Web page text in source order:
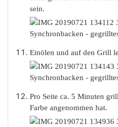
sein.
Einölen und auf den Grill
Pro Seite ca. 5 Minuten
Farbe angenommen hat.